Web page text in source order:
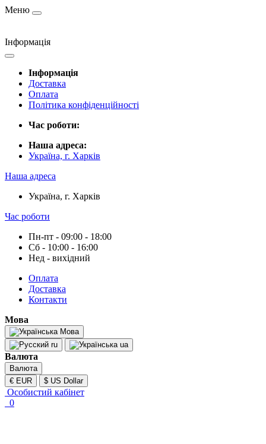
Меню
Інформація
Інформація
Доставка
Оплата
Політика конфіденційності
Час роботи:
Наша адреса:
Україна, г. Харків
Наша адреса
Україна, г. Харків
Час роботи
Пн-пт - 09:00 - 18:00
Сб - 10:00 - 16:00
Нед - вихідний
Оплата
Доставка
Контакти
Мова
Мова
ru
ua
Валюта
Валюта
€ EUR
$ US Dollar
Особистий кабінет
0